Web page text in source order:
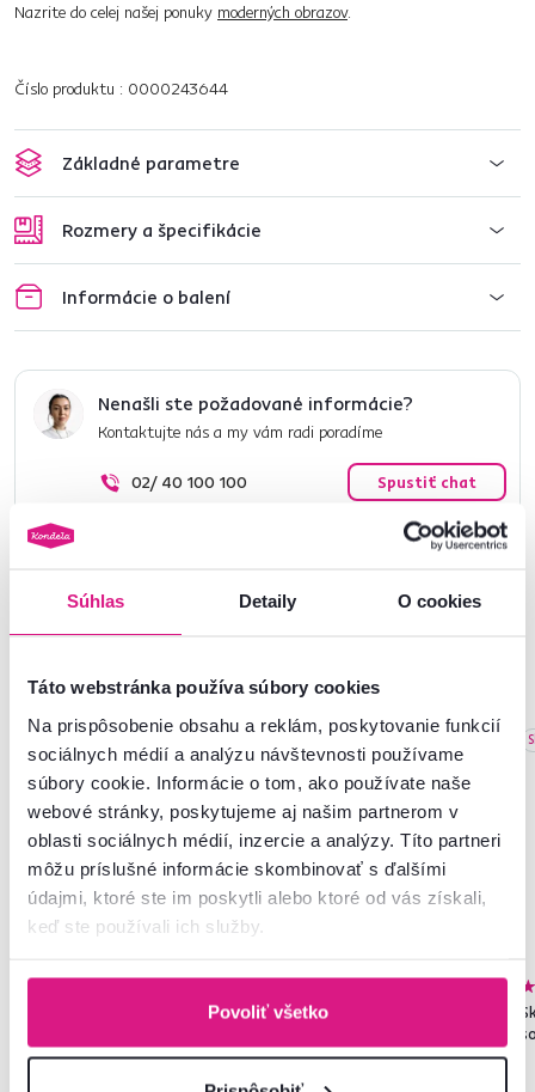
Súhlas Detaily O cookies
Táto webstránka používa súbory cookies
Na prispôsobenie obsahu a reklám, poskytovanie funkcií
sociálnych médií a analýzu návštevnosti používame
súbory cookie. Informácie o tom, ako používate naše
webové stránky, poskytujeme aj našim partnerom v
oblasti sociálnych médií, inzercie a analýzy. Títo partneri
môžu príslušné informácie skombinovať s ďalšími
údajmi, ktoré ste im poskytli alebo ktoré od vás získali,
keď ste používali ich služby.
Povoliť všetko
Nazrite do celej našej ponuky moderných obrazov.
Číslo produktu : 0000243644
Základné parametre
Rozmery a špecifikácie
Informácie o balení
Nenašli ste požadované informácie?
Kontaktujte nás a my vám radi poradíme
02/ 40 100 100 Spustiť chat
Slovenský výrobok Slovenský výrobok
Predsieňová zostava, dub